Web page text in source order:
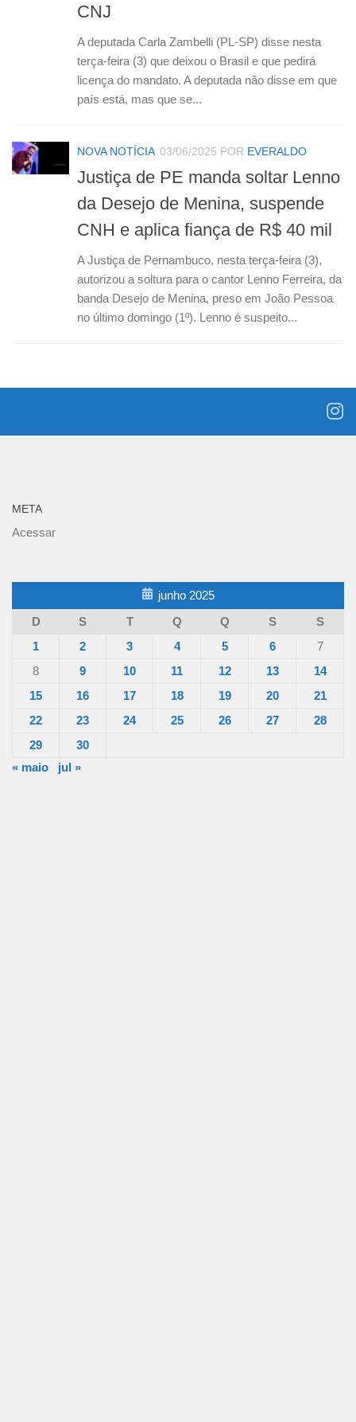
CNJ
A deputada Carla Zambelli (PL-SP) disse nesta
terça-feira (3) que deixou o Brasil e que pedirá
licença do mandato. A deputada não disse em que
país está, mas que se...
NOVA NOTÍCIA 03/06/2025 POR EVERALDO
Justiça de PE manda soltar Lenno
da Desejo de Menina, suspende
CNH e aplica fiança de R$ 40 mil
A Justiça de Pernambuco, nesta terça-feira (3),
autorizou a soltura para o cantor Lenno Ferreira, da
banda Desejo de Menina, preso em João Pessoa
no último domingo (1º). Lenno é suspeito...
META
Acessar
junho 2025
D
S T Q Q S
S
1
2 3 4 5 6
7
8
9 10 11 12 13
14
15
16 17 18 19 20
21
22
23 24 25 26 27
28
29
30
« maio
jul »